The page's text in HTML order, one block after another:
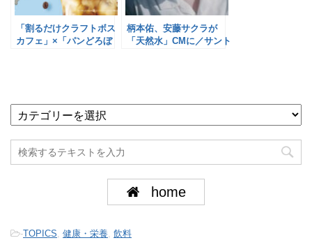
「割るだけクラフトボス
カフェ」×「パンどろぼ
柄本佑、安藤サクラが
「天然水」CMに／サント
home
-TOPICS, 健康・栄養, 飲料